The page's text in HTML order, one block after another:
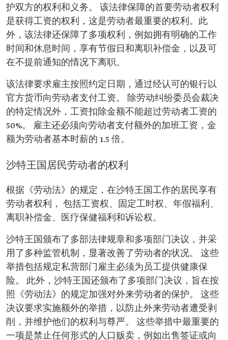
护双方的权利和义务。 该法律保障的首要劳动者权利
是获得工资的权利，这是劳动者最重要的权利。此
外，该法律还保障了多项权利，例如拥有明确的工作
时间和休息时间，享有节假日和离职补偿金，以及可
在不提前通知的情况下离职。
该法律要求雇主按照约定日期，通过经认可的银行以
官方货币向劳动者支付工资。 除劳动纠纷委员会裁决
的特定情况外，工资扣除金额不能超过劳动者工资的
50%。 雇主还必须向劳动者支付额外的加班工资，金
额为劳动者基本时薪的 1.5 倍。
沙特王国居民劳动者的权利
根据《劳动法》的规定，在沙特王国工作的居民享有
劳动者权利， 包括工资权、固定工时权、年假福利、
离职补偿金、医疗保健福利和诉讼权。
沙特王国颁布了多部法律规章和多项部门决议，并采
用了多种监管机制，显著改善了劳动者的状况。 这些
举措包括规定私营部门雇主必须为员工提供健康保
险。 此外，沙特王国还颁布了多项部门决议，旨在按
照《劳动法》的规定加强对外来劳动者的保护。 这些
决议要求实施额外的举措，以防止外来劳动者遭受剥
削，并维护他们的权利与尊严。 这些举措中最重要的
一项是禁止任何形式的人口贩卖，例如出售签证或向